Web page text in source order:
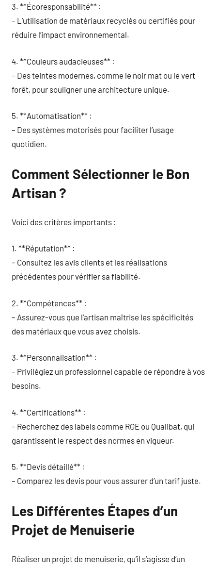
3. **Écoresponsabilité** :
– L’utilisation de matériaux recyclés ou certifiés pour
réduire l’impact environnemental.
4. **Couleurs audacieuses** :
– Des teintes modernes, comme le noir mat ou le vert
forêt, pour souligner une architecture unique.
5. **Automatisation** :
– Des systèmes motorisés pour faciliter l’usage
quotidien.
Comment Sélectionner le Bon
Artisan ?
Voici des critères importants :
1. **Réputation** :
– Consultez les avis clients et les réalisations
précédentes pour vérifier sa fiabilité.
2. **Compétences** :
– Assurez-vous que l’artisan maîtrise les spécificités
des matériaux que vous avez choisis.
3. **Personnalisation** :
– Privilégiez un professionnel capable de répondre à vos
besoins.
4. **Certifications** :
– Recherchez des labels comme RGE ou Qualibat, qui
garantissent le respect des normes en vigueur.
5. **Devis détaillé** :
– Comparez les devis pour vous assurer d’un tarif juste.
Les Différentes Étapes d’un
Projet de Menuiserie
Réaliser un projet de menuiserie, qu’il s’agisse d’un